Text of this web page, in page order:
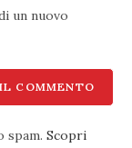
un nuovo
spam. Scopri